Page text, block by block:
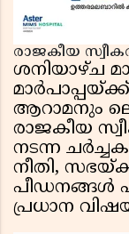
രാജകീയ
ശനിയാഴ്ച
ആറാമനും
രാജകീയ
നടന്ന
നീതി,
പീഡനങ്ങൾ
പ്രധാന